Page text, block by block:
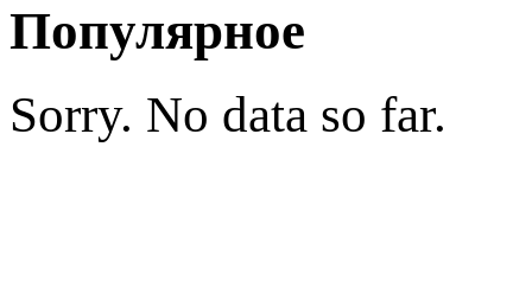
Популярное
Sorry. No data so far.